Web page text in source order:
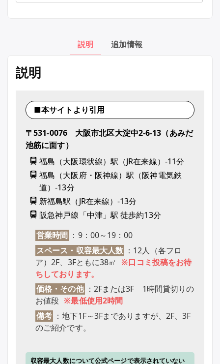
説明 追加情報
説明
■本サイトより引用
〒531-0076 大阪市北区大淀中2-6-13（あみだ
池筋に面す）
福島（大阪環状線）駅（JR在来線）-11分
福島（大阪府・阪神線）駅（阪神電気鉄
道）-13分
新福島駅（JR在来線）-13分
阪急神戸線「中津」駅 徒歩約13分
営業時間 ：9：00～19：00
スペース・収容最大人数 ：12人（各フロ
ア）2F、3Fともに38㎡ ※口コミ投稿をお待
ちしております。
価格・その他 ：2Fまたは3F 1時間貸切りの
お値段 ※最低使用2時間
備考 ：地下1F～3Fまでありますが、2F、3F
のご紹介です。
収容最大人数について公式ページで表示されていない